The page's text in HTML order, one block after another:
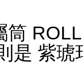
筒
是 紫琥